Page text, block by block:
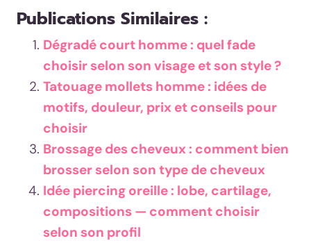
Publications Similaires :
Dégradé court homme : quel fade
choisir selon son visage et son style ?
Tatouage mollets homme : idées de
motifs, douleur, prix et conseils pour
choisir
Brossage des cheveux : comment bien
brosser selon son type de cheveux
Idée piercing oreille : lobe, cartilage,
compositions — comment choisir
selon son profil